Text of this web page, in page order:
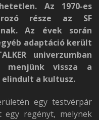
Az 1970-es
része az SF
Az évek során
adaptáció került
univerzumban
menjünk vissza a
a kultusz.
egy testvérpár
egy regényt, melynek